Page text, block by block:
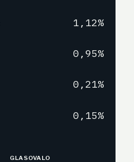
1,12%
0,95%
0,21%
0,15%
GLASOVALO